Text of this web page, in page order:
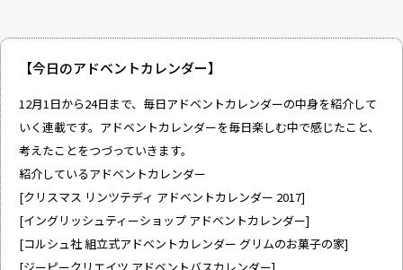
【今日のアドベントカレンダー】
12月1日から24日まで、毎日アドベントカレンダーの中身を紹介して
いく連載です。アドベントカレンダーを毎日楽しむ中で感じたこと、
考えたことをつづっていきます。
紹介しているアドベントカレンダー
[クリスマス リンツテディ アドベントカレンダー 2017]
[イングリッシュティーショップ アドベントカレンダー]
[コルシュ社 組立式アドベントカレンダー グリムのお菓子の家]